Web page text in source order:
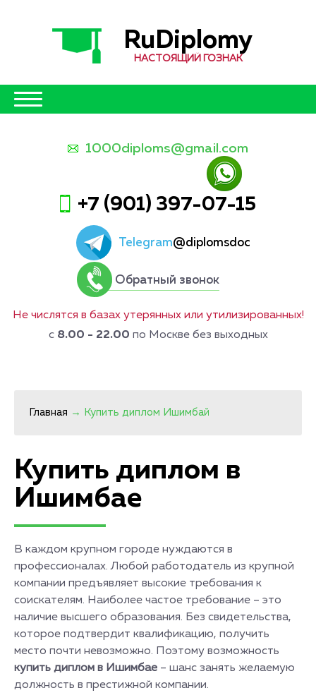
RuDiplomy
НАСТОЯЩИЙ ГОЗНАК
1000diploms@gmail.com
+7 (901) 397-07-15
Telegram@diplomsdoc
Обратный звонок
Не числятся в базах утерянных или утилизированных!
с 8.00 - 22.00 по Москве без выходных
Главная → Купить диплом Ишимбай
Купить диплом в
Ишимбае
В каждом крупном городе нуждаются в
профессионалах. Любой работодатель из крупной
компании предъявляет высокие требования к
соискателям. Наиболее частое требование – это
наличие высшего образования. Без свидетельства,
которое подтвердит квалификацию, получить
место почти невозможно. Поэтому возможность
купить диплом в Ишимбае – шанс занять желаемую
должность в престижной компании.